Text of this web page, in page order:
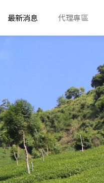
最新消息 代理專區